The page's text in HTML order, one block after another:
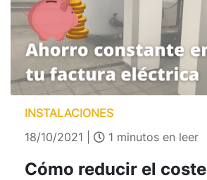
INSTALACIONES
18/10/2021 |
1 minutos en leer
Cómo reducir el coste